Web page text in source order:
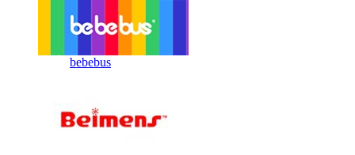
bebebus